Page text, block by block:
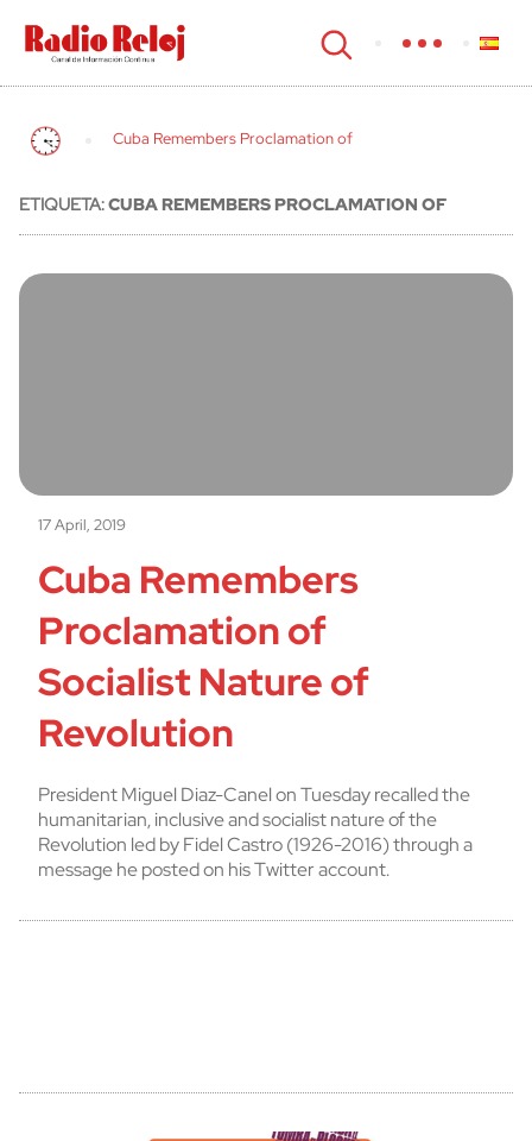
cerrar
Cuba Remembers Proclamation of
ETIQUETA:CUBA REMEMBERS PROCLAMATION OF
17 April, 2019
Cuba Remembers
Proclamation of
Socialist Nature of
Revolution
President Miguel Diaz-Canel on Tuesday recalled the
humanitarian, inclusive and socialist nature of the
Revolution led by Fidel Castro (1926-2016) through a
message he posted on his Twitter account.